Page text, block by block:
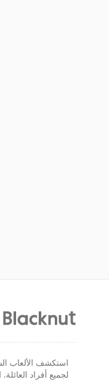
لجميع أفراد